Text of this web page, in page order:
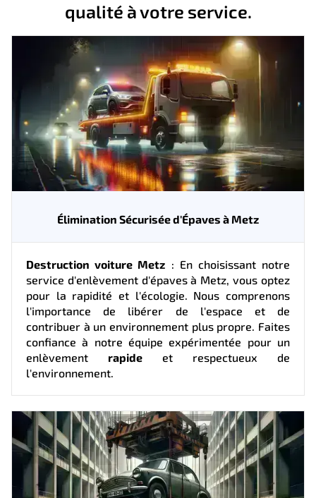
qualité à votre service.
Élimination Sécurisée d'Épaves à Metz
Destruction voiture Metz : En choisissant notre
service d'enlèvement d'épaves à Metz, vous optez
pour la rapidité et l'écologie. Nous comprenons
l'importance de libérer de l'espace et de
contribuer à un environnement plus propre. Faites
confiance à notre équipe expérimentée pour un
enlèvement rapide et respectueux de
l'environnement.